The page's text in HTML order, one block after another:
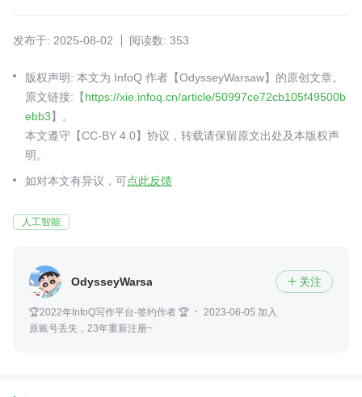
发布于: 2025-08-02 阅读数: 353
版权声明: 本文为 InfoQ 作者【OdysseyWarsaw】的原创文章。
原文链接:【https://xie.infoq.cn/article/50997ce72cb105f49500b
ebb3】。
本文遵守【CC-BY 4.0】协议，转载请保留原文出处及本版权声
明。
如对本文有异议，可点此反馈
人工智能
OdysseyWarsaw  关注
🏆2022年InfoQ写作平台-签约作者 🏆
2023-06-05 加入
原账号丢失，23年重新注册~